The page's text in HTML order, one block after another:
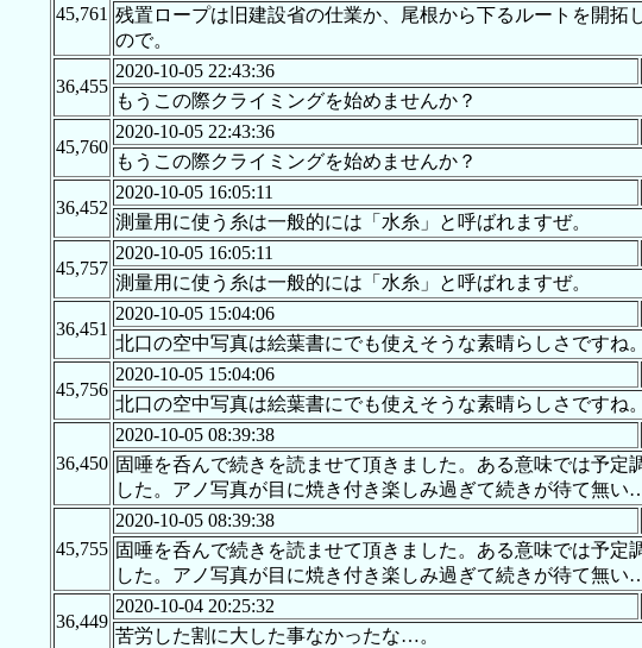
45,761 残置ロープは旧建設省の仕業か、尾根から下るルートを開
ので。
36,455
2020-10-05 22:43:36
もうこの際クライミングを始めませんか？
45,760
2020-10-05 22:43:36
もうこの際クライミングを始めませんか？
36,452
2020-10-05 16:05:11
測量用に使う糸は一般的には「水糸」と呼ばれますぜ。
45,757
2020-10-05 16:05:11
測量用に使う糸は一般的には「水糸」と呼ばれますぜ。
36,451
2020-10-05 15:04:06
北口の空中写真は絵葉書にでも使えそうな素晴らしさですね。
45,756
2020-10-05 15:04:06
北口の空中写真は絵葉書にでも使えそうな素晴らしさですね。
36,450
2020-10-05 08:39:38
固唾を呑んで続きを読ませて頂きました。ある意味では予
した。アノ写真が目に焼き付き楽しみ過ぎて続きが待て無い…
45,755
2020-10-05 08:39:38
固唾を呑んで続きを読ませて頂きました。ある意味では予
した。アノ写真が目に焼き付き楽しみ過ぎて続きが待て無い…
36,449
2020-10-04 20:25:32
苦労した割に大した事なかったな…。